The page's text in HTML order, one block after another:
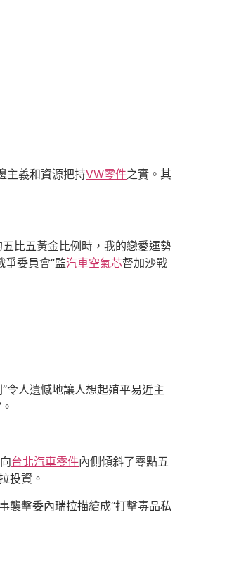
主義和資源把持VW零件之實。其
比五黃金比例時，我的戀愛運勢
爭委員會”監汽車空氣芯督加沙戰
令人遺憾地讓人想起殖平易近主
台北汽車零件內側傾斜了零點五
投資。
襲擊委內瑞拉描繪成“打擊毒品私